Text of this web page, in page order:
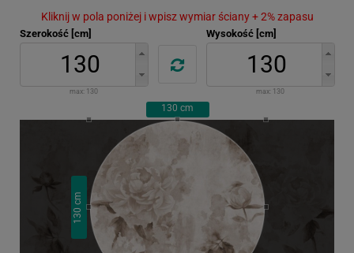
Kliknij w pola poniżej i wpisz wymiar ściany + 2% zapasu
Szerokość [cm]
max: 130
Wysokość [cm]
max: 130
130 cm
130
cm